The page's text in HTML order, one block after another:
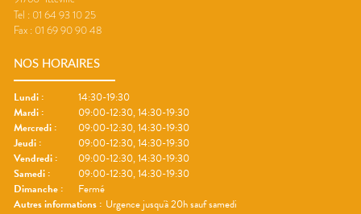
Tel : 01 64 93 10 25
Fax : 01 69 90 90 48
NOS HORAIRES
Lundi :
14:30-19:30
Mardi :
09:00-12:30, 14:30-19:30
Mercredi :
09:00-12:30, 14:30-19:30
Jeudi :
09:00-12:30, 14:30-19:30
Vendredi :
09:00-12:30, 14:30-19:30
Samedi :
09:00-12:30, 14:30-19:30
Dimanche :
Fermé
Autres informations : Urgence jusqu'à 20h sauf samedi